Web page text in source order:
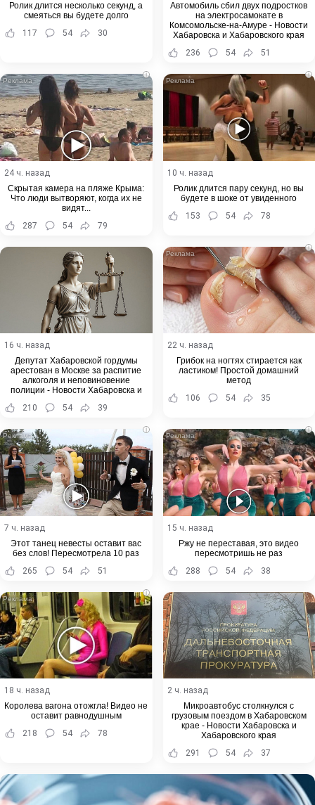
Ролик длится несколько секунд, а
смеяться вы будете долго
117
54 30
Автомобиль сбил двух подростков
на электросамокате в
Комсомольске-на-Амуре - Новости
Хабаровска и Хабаровского края
236
54 51
i
24 ч. назад
Скрытая камера на пляже Крыма:
Что люди вытворяют, когда их не
видят...
287
54 79
i
10 ч. назад
Ролик длится пару секунд, но вы
будете в шоке от увиденного
153
54 78
16 ч. назад
Депутат Хабаровской гордумы
арестован в Москве за распитие
алкоголя и неповиновение
полиции - Новости Хабаровска и
210 54 39
i
22 ч. назад
Грибок на ногтях стирается как
ластиком! Простой домашний
метод
106
54 35
i
7 ч. назад
Этот танец невесты оставит вас
без слов! Пересмотрела 10 раз
265
54 51
i
15 ч. назад
Ржу не переставая, это видео
пересмотришь не раз
288
54 38
i
18 ч. назад
Королева вагона отожгла! Видео не
оставит равнодушным
218
54 78
2 ч. назад
Микроавтобус столкнулся с
грузовым поездом в Хабаровском
крае - Новости Хабаровска и
Хабаровского края
291
54 37